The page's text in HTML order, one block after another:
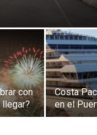
con
llegar?
Costa
en el